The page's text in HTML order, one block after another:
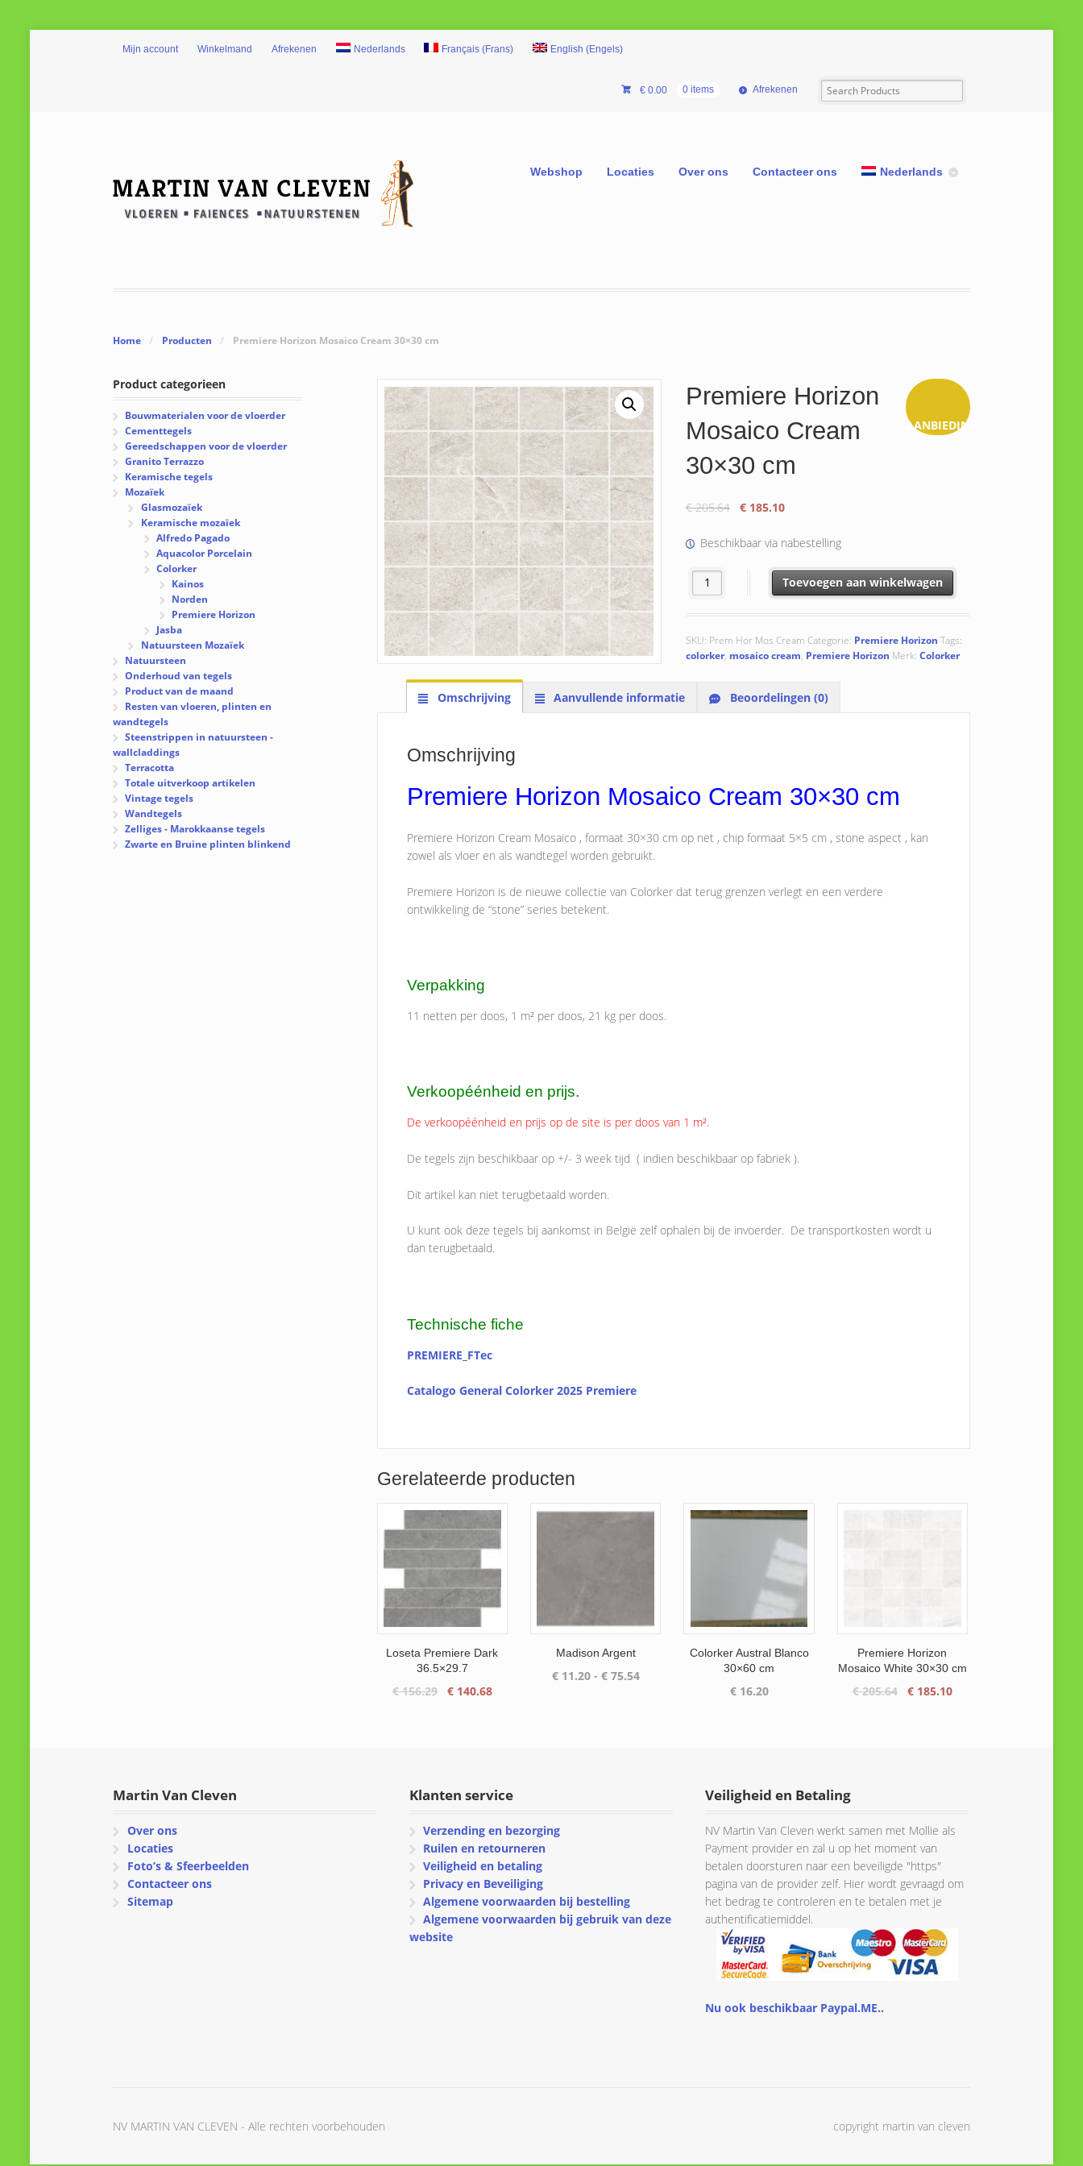
Mijn account Winkelmand Afrekenen Nederlands Français (Frans) English (Engels)
€0.00 0 items Afrekenen
Webshop Locaties Over ons Contacteer ons Nederlands
Home / Producten / Premiere Horizon Mosaico Cream 30×30 cm
AANBIEDING!
Premiere Horizon
Mosaico Cream
30×30 cm
€205.64
Oorspronkelijke
was:
€ 185.10Huidige
is:
Beschikbaar via nabestelling
Premiere Horizon Mosaico Cream 30x30 cm aantal
Toevoegen aan winkelwagen
SKU: Prem Hor Mos Cream Categorie: Premiere Horizon Tags:
colorker, mosaico cream, Premiere Horizon Merk: Colorker
Omschrijving Aanvullende informatie Beoordelingen (0)
Omschrijving
Premiere Horizon Mosaico Cream 30×30 cm
Premiere Horizon Cream Mosaico , formaat 30×30 cm op net , chip formaat 5×5 cm , stone aspect , kan
zowel als vloer en als wandtegel worden gebruikt.
Premiere Horizon is de nieuwe collectie van Colorker dat terug grenzen verlegt en een verdere
ontwikkeling de “stone” series betekent.
Verpakking
11 netten per doos, 1 m² per doos, 21 kg per doos.
Verkoopéénheid en prijs.
De verkoopéénheid en prijs op de site is per doos van 1 m².
De tegels zijn beschikbaar op +/- 3 week tijd ( indien beschikbaar op fabriek ).
Dit artikel kan niet terugbetaald worden.
U kunt ook deze tegels bij aankomst in België zelf ophalen bij de invoerder. De transportkosten wordt u
dan terugbetaald.
Technische fiche
PREMIERE_FTec
Catalogo General Colorker 2025 Premiere
Gerelateerde producten
Loseta Premiere Dark
36.5×29.7
€156.29
Oorspronkelijke
€ 140.68Huidige
Madison Argent
€11.20 - €75.54Prijsklasse:
Colorker Austral Blanco
30×60 cm
€16.20
Premiere Horizon
Mosaico White 30×30 cm
€205.64
Oorspronkelijke
€ 185.10Huidige
Product categorieen
Bouwmaterialen voor de vloerder
Cementtegels
Gereedschappen voor de vloerder
Granito Terrazzo
Keramische tegels
Mozaïek
Glasmozaïek
Keramische mozaïek
Alfredo Pagado
Aquacolor Porcelain
Colorker
Kainos
Norden
Premiere Horizon
Jasba
Natuursteen Mozaïek
Natuursteen
Onderhoud van tegels
Product van de maand
Resten van vloeren, plinten en
wandtegels
Steenstrippen in natuursteen -
wallcladdings
Terracotta
Totale uitverkoop artikelen
Vintage tegels
Wandtegels
Zelliges - Marokkaanse tegels
Zwarte en Bruine plinten blinkend
Martin Van Cleven
Over ons
Locaties
Foto’s & Sfeerbeelden
Contacteer ons
Sitemap
Klanten service
Verzending en bezorging
Ruilen en retourneren
Veiligheid en betaling
Privacy en Beveiliging
Algemene voorwaarden bij bestelling
Algemene voorwaarden bij gebruik van deze
website
Veiligheid en Betaling
NV Martin Van Cleven werkt samen met Mollie als
Payment provider en zal u op het moment van
betalen doorsturen naar een beveiligde "https"
pagina van de provider zelf. Hier wordt gevraagd om
het bedrag te controleren en te betalen met je
authentificatiemiddel.
Nu ook beschikbaar Paypal.ME..
NV MARTIN VAN CLEVEN - Alle rechten voorbehouden copyright martin van cleven